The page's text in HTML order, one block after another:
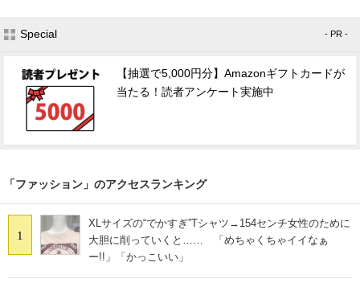
Special - PR -
【抽選で5,000円分】Amazonギフトカードが
当たる！読者アンケート実施中
「ファッション」のアクセスランキング
1
XLサイズの“でかすぎ”Tシャツ→154センチ女性のために
大胆に削っていくと…… 「めちゃくちゃイイなぁ
ー!!」「かっこいい」